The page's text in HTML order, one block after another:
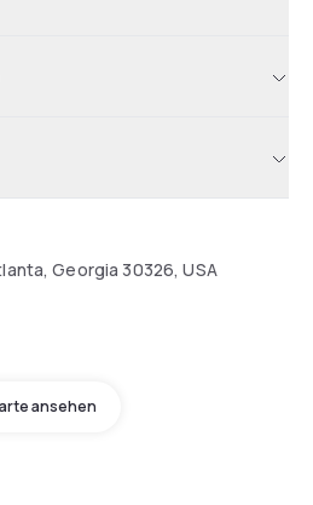
Georgia 30326, USA
ansehen